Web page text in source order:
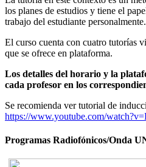
los planes de estudios y tiene el
trabajo del estudiante personalmente.
El curso cuenta con cuatro tutorías
que se ofrece en plataforma.
Los detalles del horario y la
cada profesor en los
Se recomienda ver tutorial de
https://www.youtube.com/
Programas Radiofónicos/Onda